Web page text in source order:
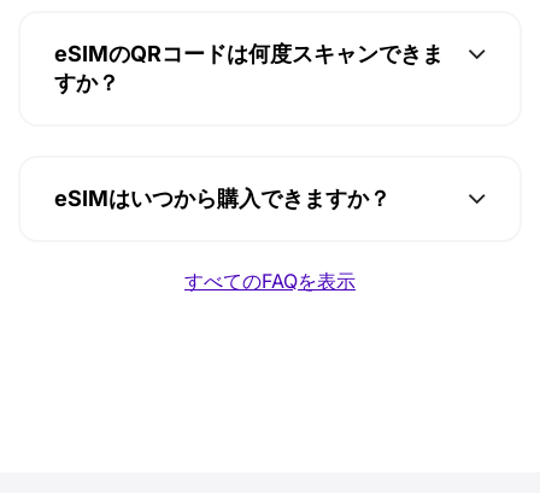
eSIMのQRコードは何度スキャンできま
すか？
eSIMはいつから購入できますか？
すべてのFAQを表示